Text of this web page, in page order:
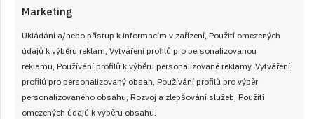
Marketing
Ukládání a/nebo přístup k informacím v zařízení, Použití omezených
údajů k výběru reklam, Vytváření profilů pro personalizovanou
reklamu, Používání profilů k výběru personalizované reklamy, Vytváření
profilů pro personalizovaný obsah, Používání profilů pro výběr
personalizovaného obsahu, Rozvoj a zlepšování služeb, Použití
omezených údajů k výběru obsahu.